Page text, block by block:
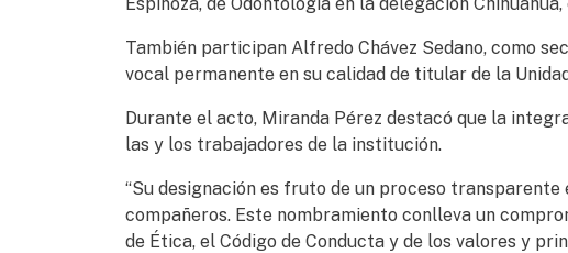
También participan Alfredo Chávez Sedano, como
vocal permanente en su calidad de titular de la
Durante el acto, Miranda Pérez destacó que la
las y los trabajadores de la institución.
“Su designación es fruto de un proceso
compañeros. Este nombramiento conlleva un
de Ética, el Código de Conducta y de los valores y